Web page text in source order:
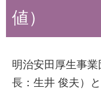
値）
明治安田厚生事
長：生井 俊夫）